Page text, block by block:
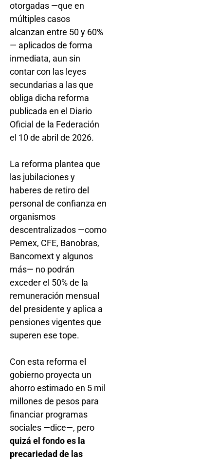
otorgadas —que en
múltiples casos
alcanzan entre 50 y 60%
— aplicados de forma
inmediata, aun sin
contar con las leyes
secundarias a las que
obliga dicha reforma
publicada en el Diario
Oficial de la Federación
el 10 de abril de 2026.
La reforma plantea que
las jubilaciones y
haberes de retiro del
personal de confianza en
organismos
descentralizados —como
Pemex, CFE, Banobras,
Bancomext y algunos
más— no podrán
exceder el 50% de la
remuneración mensual
del presidente y aplica a
pensiones vigentes que
superen ese tope.
Con esta reforma el
gobierno proyecta un
ahorro estimado en 5 mil
millones de pesos para
financiar programas
sociales —dice—, pero
quizá el fondo es la
precariedad de las